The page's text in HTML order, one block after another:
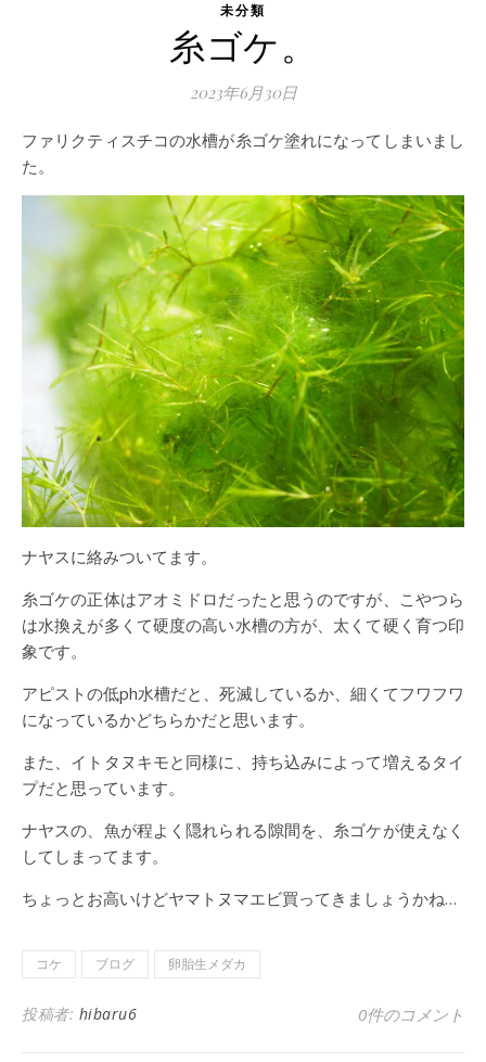
未分類
糸ゴケ。
2023年6月30日
ファリクティスチコの水槽が糸ゴケ塗れになってしまいまし
た。
ナヤスに絡みついてます。
糸ゴケの正体はアオミドロだったと思うのですが、こやつら
は水換えが多くて硬度の高い水槽の方が、太くて硬く育つ印
象です。
アピストの低ph水槽だと、死滅しているか、細くてフワフワ
になっているかどちらかだと思います。
また、イトタヌキモと同様に、持ち込みによって増えるタイ
プだと思っています。
ナヤスの、魚が程よく隠れられる隙間を、糸ゴケが使えなく
してしまってます。
ちょっとお高いけどヤマトヌマエビ買ってきましょうかね…
コケ ブログ 卵胎生メダカ
投稿者: hibaru6 0件のコメント